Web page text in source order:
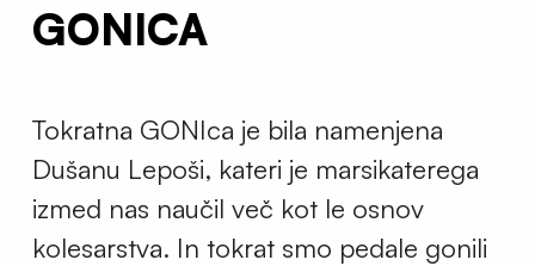
GONICA
Tokratna GONIca je bila namenjena
Dušanu Lepoši, kateri je marsikaterega
izmed nas naučil več kot le osnov
kolesarstva. In tokrat smo pedale gonili